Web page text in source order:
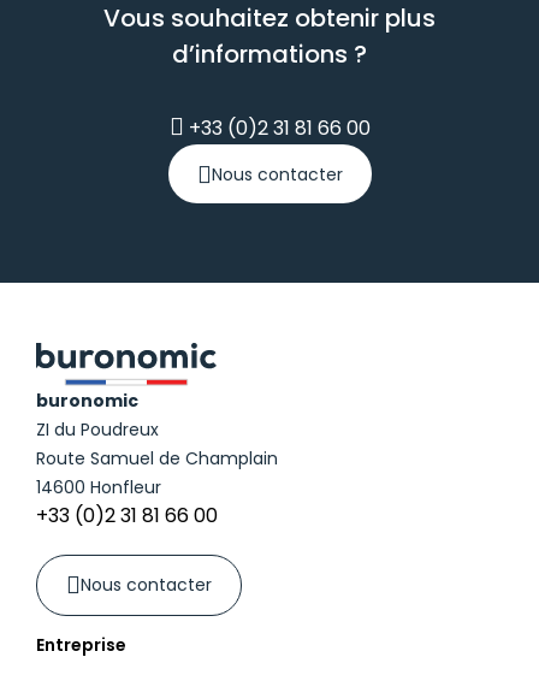
Vous souhaitez obtenir plus
d’informations ?
+33 (0)2 31 81 66 00
Nous contacter
buronomic
ZI du Poudreux
Route Samuel de Champlain
14600 Honfleur
+33 (0)2 31 81 66 00
Nous contacter
Entreprise